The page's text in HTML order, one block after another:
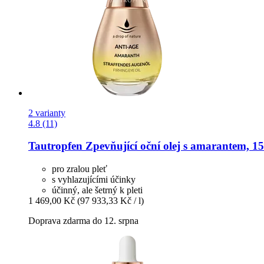
2 varianty
4.8 (11)
Tautropfen Zpevňující oční olej s amarantem,
pro zralou pleť
s vyhlazujícími účinky
účinný, ale šetrný k pleti
1 469,00 Kč (97 933,33 Kč / l)
Doprava zdarma do 12. srpna